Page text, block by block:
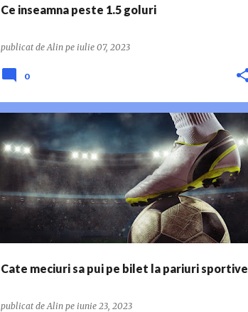
Ce inseamna peste 1.5 goluri
publicat deAlin pe iulie 07, 2023
0
Cate meciuri sa pui pe bilet la pariuri sportive
publicat deAlin pe iunie 23, 2023
CATE MECIURI PE BILET FOTBAL PARIURI SPORTIVE +
TENIS